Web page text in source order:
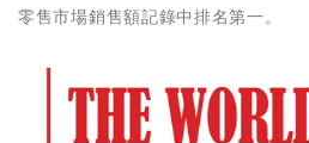
零售市場銷售額記錄中排名第一。